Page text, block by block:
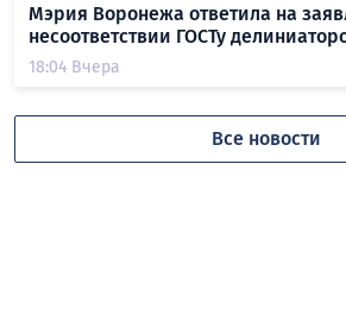
Мэрия Воронежа ответила на
несоответствии ГОСТу
18:04 Вчера
Все новости